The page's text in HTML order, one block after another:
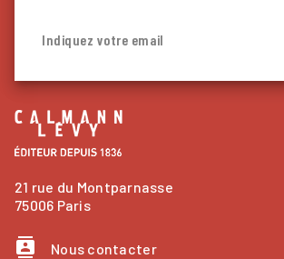
Indiquez votre email
21 rue du Montparnasse
75006 Paris
contacts Nous contacter